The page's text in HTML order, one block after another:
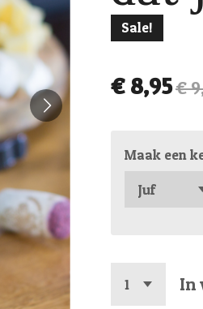
Sale!
€ 8,95€
Maak een
In